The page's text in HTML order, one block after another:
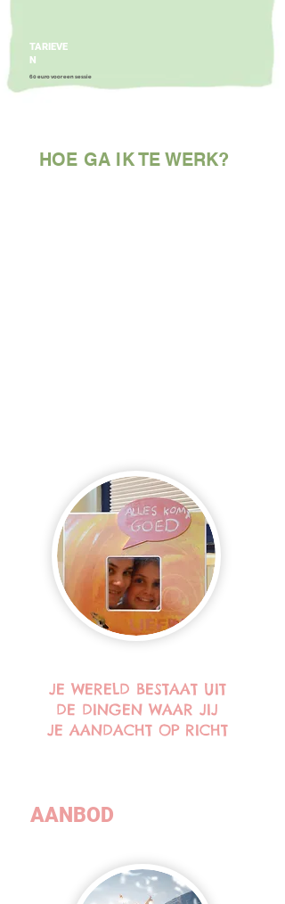
TARIEVE
N
60 euro voor een sessie
HOE GA IK TE WERK?
JE WERELD BESTAAT UIT
DE DINGEN WAAR JIJ
JE AANDACHT OP RICHT
AANBOD